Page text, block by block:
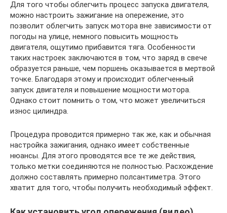
Для того чтобы облегчить процесс запуска двигателя,
можно настроить зажигание на опережение, это
позволит облегчить запуск мотора вне зависимости от
погоды на улице, немного повысить мощность
двигателя, ощутимо прибавится тяга. Особенности
таких настроек заключаются в том, что заряд в свече
образуется раньше, чем поршень оказывается в мертвой
точке. Благодаря этому и происходит облегченный
запуск двигателя и повышение мощности мотора.
Однако стоит помнить о том, что может увеличиться
износ цилиндра.
Процедура проводится примерно так же, как и обычная
настройка зажигания, однако имеет собственные
нюансы. Для этого проводятся все те же действия,
только метки соединяются не полностью. Расхождение
должно составлять примерно полсантиметра. Этого
хватит для того, чтобы получить необходимый эффект.